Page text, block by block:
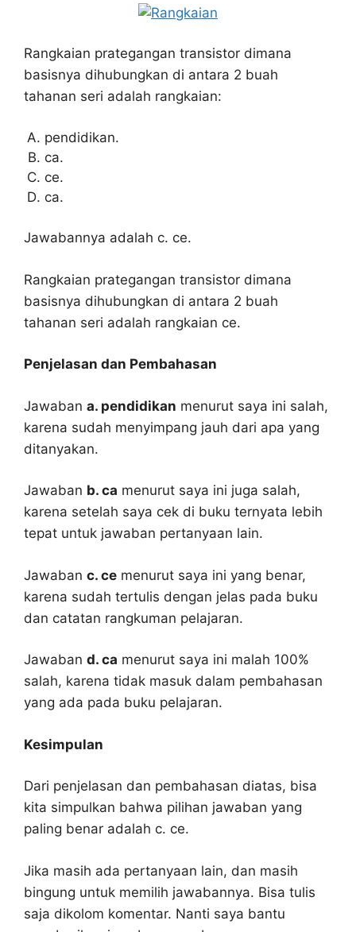
Rangkaian prategangan transistor dimana
basisnya dihubungkan di antara 2 buah
tahanan seri adalah rangkaian:
pendidikan.
ca.
ce.
ca.
Jawabannya adalah c. ce.
Rangkaian prategangan transistor dimana
basisnya dihubungkan di antara 2 buah
tahanan seri adalah rangkaian ce.
Penjelasan dan Pembahasan
Jawaban a. pendidikan menurut saya ini salah,
karena sudah menyimpang jauh dari apa yang
ditanyakan.
Jawaban b. ca menurut saya ini juga salah,
karena setelah saya cek di buku ternyata lebih
tepat untuk jawaban pertanyaan lain.
Jawaban c. ce menurut saya ini yang benar,
karena sudah tertulis dengan jelas pada buku
dan catatan rangkuman pelajaran.
Jawaban d. ca menurut saya ini malah 100%
salah, karena tidak masuk dalam pembahasan
yang ada pada buku pelajaran.
Kesimpulan
Dari penjelasan dan pembahasan diatas, bisa
kita simpulkan bahwa pilihan jawaban yang
paling benar adalah c. ce.
Jika masih ada pertanyaan lain, dan masih
bingung untuk memilih jawabannya. Bisa tulis
saja dikolom komentar. Nanti saya bantu